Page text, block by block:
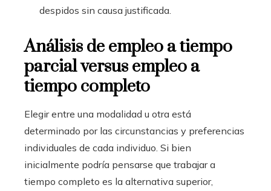
despidos sin causa justificada.
Análisis de empleo a tiempo
parcial versus empleo a
tiempo completo
Elegir entre una modalidad u otra está
determinado por las circunstancias y preferencias
individuales de cada individuo. Si bien
inicialmente podría pensarse que trabajar a
tiempo completo es la alternativa superior,